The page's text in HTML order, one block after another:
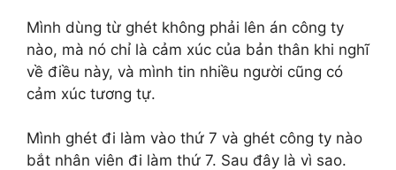
Mình dùng từ ghét không phải lên án công ty
nào, mà nó chỉ là cảm xúc của bản thân khi nghĩ
về điều này, và mình tin nhiều người cũng có
cảm xúc tương tự.
Mình ghét đi làm vào thứ 7 và ghét công ty nào
bắt nhân viên đi làm thứ 7. Sau đây là vì sao.